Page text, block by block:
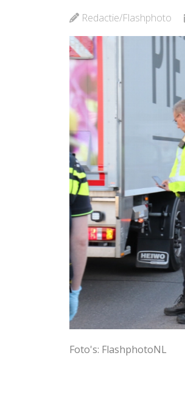
Redactie/Flashphoto
Foto's: FlashphotoNL
Bekijk de pagina